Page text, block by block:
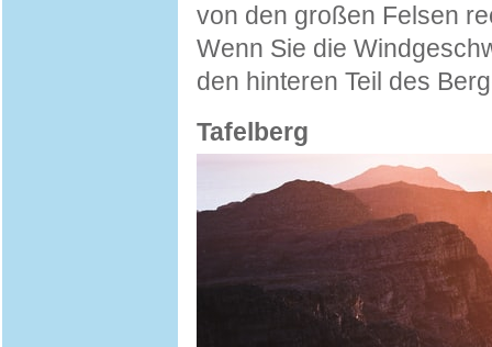
von den großen Felsen
Wenn Sie die
den hinteren Teil des
Tafelberg